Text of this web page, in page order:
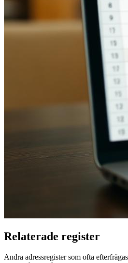
Relaterade register
Andra adressregister som ofta